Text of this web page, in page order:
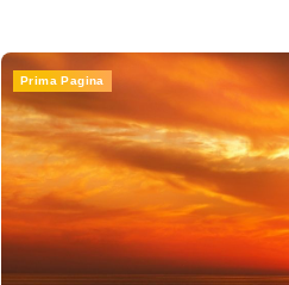
Prima Pagina